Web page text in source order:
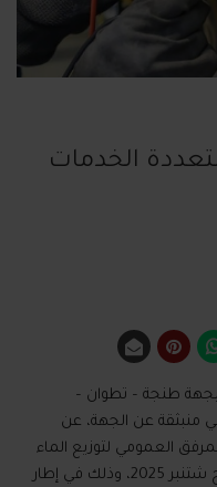
الخدمات
طنجة – تطوان –
منبثقة عن الجهة، عن
العمومي لتوزيع الماء
والكهرباء والتطهير السائل ابتداءً من فاتح شتنبر 2025، وذلك في إطار